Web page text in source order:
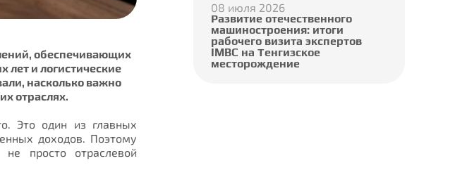
обеспечивающих
лет и логистические
насколько важно
отраслях.
Это один из главных
доходов. Поэтому
не просто отраслевой
08 июля 2026
Развитие отечественного
машиностроения: итоги
рабочего визита экспертов
IMBC на Тенгизское
месторождение